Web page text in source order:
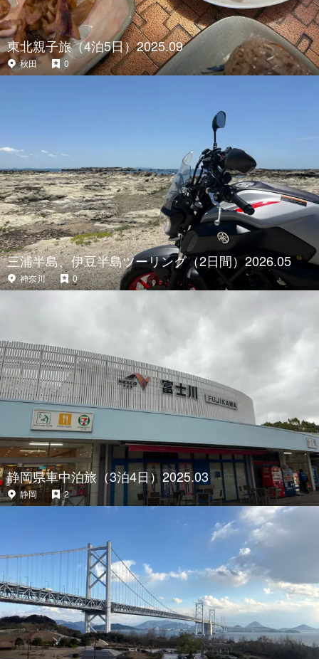
東北親子旅（4泊5日）2025.09
秋田 0
三浦半島、伊豆半島ツーリング（2日間）2026.05
神奈川 0
静岡県車中泊旅（3泊4日）2025.03
静岡 2